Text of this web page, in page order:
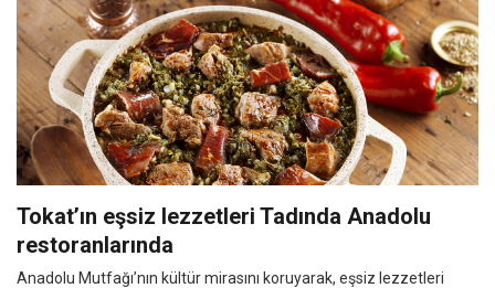
Tokat’ın eşsiz lezzetleri Tadında Anadolu
restoranlarında
Anadolu Mutfağı’nın kültür mirasını koruyarak, eşsiz lezzetleri